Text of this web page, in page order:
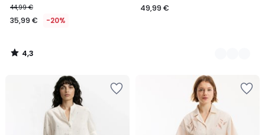
44,99 €
35,99 € -20%
4,3
/
49,99 €